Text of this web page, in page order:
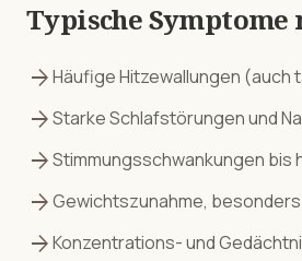
Typische Symptome
arrow_forwardHäufige Hitzewallungen (auch
arrow_forwardStarke Schlafstörungen und
arrow_forwardStimmungsschwankungen bis
arrow_forwardGewichtszunahme, besonders
arrow_forwardKonzentrations- und